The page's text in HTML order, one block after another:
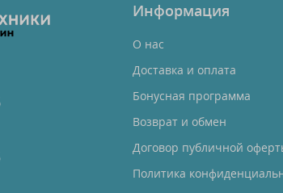
Информация
О нас
Доставка и оплата
Бонусная программа
Возврат и обмен
Договор публичной
Политика